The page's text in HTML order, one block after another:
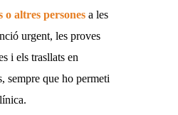
o altres persones a les
urgent, les proves
i els trasllats en
sempre que ho permeti